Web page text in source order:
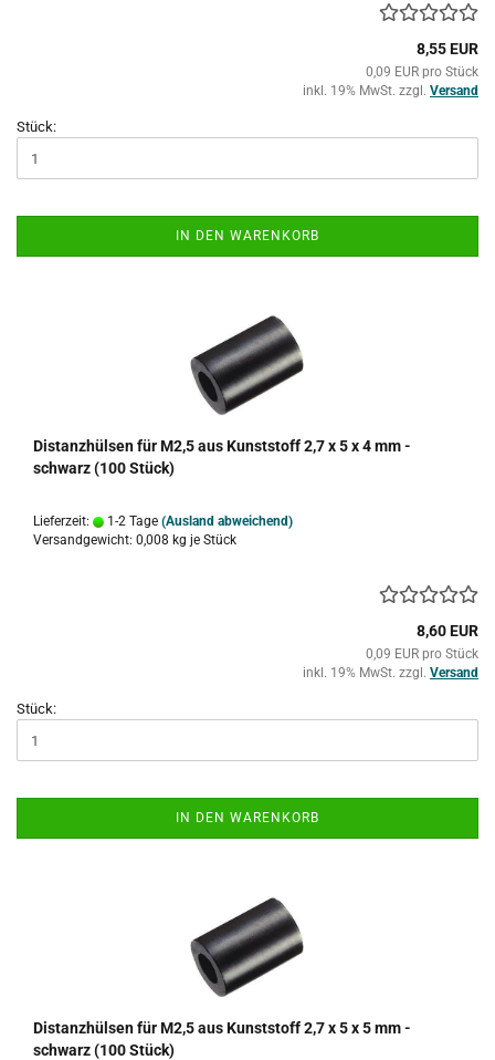
8,55 EUR
0,09 EUR pro Stück
inkl. 19% MwSt. zzgl. Versand
Stück:
IN DEN WARENKORB
Distanzhülsen für M2,5 aus Kunststoff 2,7 x 5 x 4 mm -
schwarz (100 Stück)
Lieferzeit: 1-2 Tage (Ausland abweichend)
Versandgewicht: 0,008 kg je Stück
8,60 EUR
0,09 EUR pro Stück
inkl. 19% MwSt. zzgl. Versand
Stück:
IN DEN WARENKORB
Distanzhülsen für M2,5 aus Kunststoff 2,7 x 5 x 5 mm -
schwarz (100 Stück)